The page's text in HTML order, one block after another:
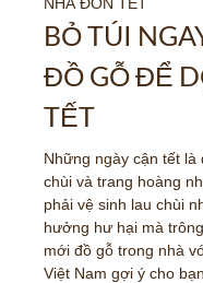
BỎ TÚI
ĐỒ GỖ ĐỂ
TẾT
Những ngày cận tết là
chùi và trang hoàng
phải vệ sinh lau chùi
hưởng hư hại mà
mới đồ gỗ trong nhà
Việt Nam gợi ý cho bạn.